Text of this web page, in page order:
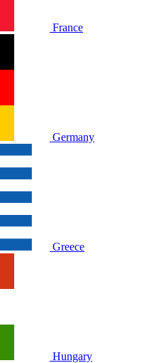
France
Germany
Greece
Hungary